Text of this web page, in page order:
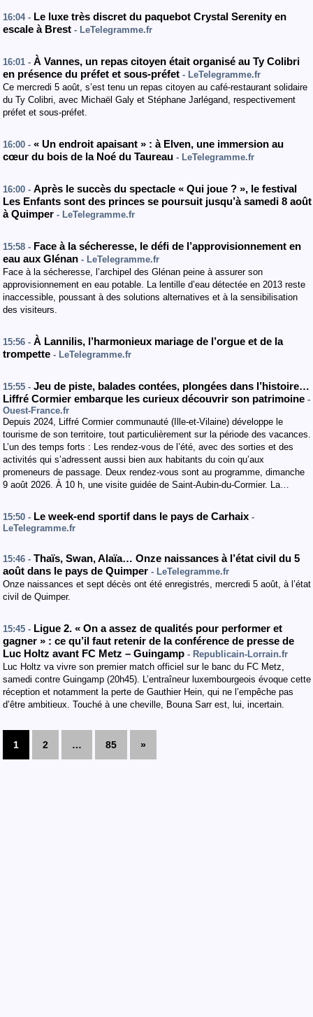
16:04 - Le luxe très discret du paquebot Crystal Serenity en
escale à Brest - LeTelegramme.fr
16:01 - À Vannes, un repas citoyen était organisé au Ty Colibri
en présence du préfet et sous-préfet - LeTelegramme.fr
Ce mercredi 5 août, s’est tenu un repas citoyen au café-restaurant solidaire
du Ty Colibri, avec Michaël Galy et Stéphane Jarlégand, respectivement
préfet et sous-préfet.
16:00 - « Un endroit apaisant » : à Elven, une immersion au
cœur du bois de la Noé du Taureau - LeTelegramme.fr
16:00 - Après le succès du spectacle « Qui joue ? », le festival
Les Enfants sont des princes se poursuit jusqu’à samedi 8 août
à Quimper - LeTelegramme.fr
15:58 - Face à la sécheresse, le défi de l’approvisionnement en
eau aux Glénan - LeTelegramme.fr
Face à la sécheresse, l’archipel des Glénan peine à assurer son
approvisionnement en eau potable. La lentille d’eau détectée en 2013 reste
inaccessible, poussant à des solutions alternatives et à la sensibilisation
des visiteurs.
15:56 - À Lannilis, l’harmonieux mariage de l’orgue et de la
trompette - LeTelegramme.fr
15:55 - Jeu de piste, balades contées, plongées dans l’histoire…
Liffré Cormier embarque les curieux découvrir son patrimoine -
Ouest-France.fr
Depuis 2024, Liffré Cormier communauté (Ille-et-Vilaine) développe le
tourisme de son territoire, tout particulièrement sur la période des vacances.
L’un des temps forts : Les rendez-vous de l’été, avec des sorties et des
activités qui s’adressent aussi bien aux habitants du coin qu’aux
promeneurs de passage. Deux rendez-vous sont au programme, dimanche
9 août 2026. À 10 h, une visite guidée de Saint-Aubin-du-Cormier. La…
15:50 - Le week-end sportif dans le pays de Carhaix -
LeTelegramme.fr
15:46 - Thaïs, Swan, Alaïa… Onze naissances à l’état civil du 5
août dans le pays de Quimper - LeTelegramme.fr
Onze naissances et sept décès ont été enregistrés, mercredi 5 août, à l’état
civil de Quimper.
15:45 - Ligue 2. « On a assez de qualités pour performer et
gagner » : ce qu’il faut retenir de la conférence de presse de
Luc Holtz avant FC Metz – Guingamp - Republicain-Lorrain.fr
Luc Holtz va vivre son premier match officiel sur le banc du FC Metz,
samedi contre Guingamp (20h45). L’entraîneur luxembourgeois évoque cette
réception et notamment la perte de Gauthier Hein, qui ne l’empêche pas
d’être ambitieux. Touché à une cheville, Bouna Sarr est, lui, incertain.
1 2 … 85 »